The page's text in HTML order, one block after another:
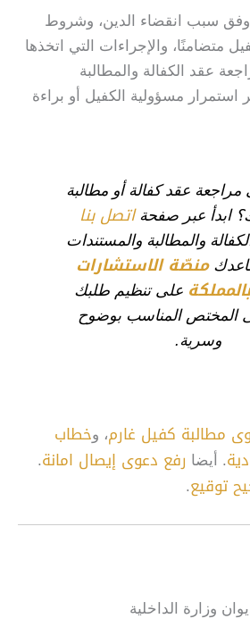
وفق سبب انقضاء الدين، وشروط
متضامنًا، والإجراءات التي اتخذها
عقد الكفالة والمطالبة
استمرار مسؤولية الكفيل أو براءة
مراجعة عقد كفالة أو مطالبة
ابدأ عبر صفحةاتصل بنا
والمطالبة والمستندات
منصّة الاستشارات
على تنظيم طلبك
المختص المناسب بوضوح
وسرية.
مطالبة كفيل غارم، وخطاب
. أيضا رفع دعوى إيصال امانة.
توقيع.
وزارة الداخلية